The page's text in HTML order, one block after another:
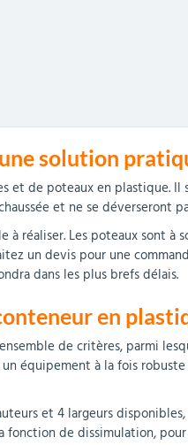
solution
et de poteaux en plastique. Il
et ne se déverseront
à réaliser. Les poteaux sont à
un devis pour une
dans les plus brefs délais.
en
de critères, parmi
équipement à la fois
et 4 largeurs
de dissimulation,